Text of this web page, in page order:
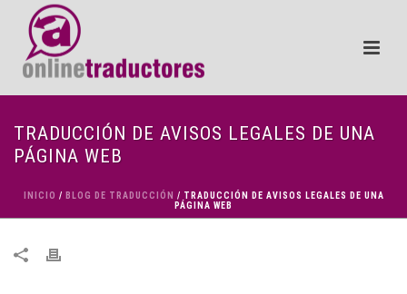
TRADUCCIÓN DE AVISOS LEGALES DE UNA
PÁGINA WEB
INICIO / BLOG DE TRADUCCIÓN / TRADUCCIÓN DE AVISOS LEGALES DE UNA
PÁGINA WEB